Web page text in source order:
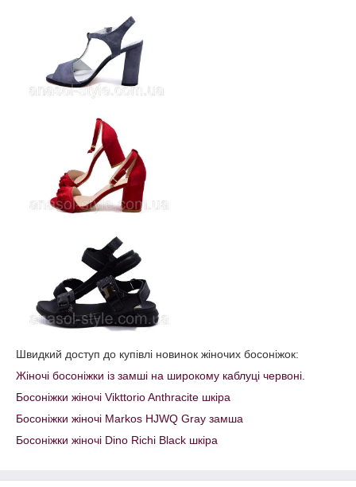
Швидкий доступ до купівлі новинок жіночих босоніжок:
Жіночі босоніжки із замші на широкому каблуці червоні.
Босоніжки жіночі Vikttorio Anthracite шкіра
Босоніжки жіночі Markos HJWQ Gray замша
Босоніжки жіночі Dino Richi Black шкіра